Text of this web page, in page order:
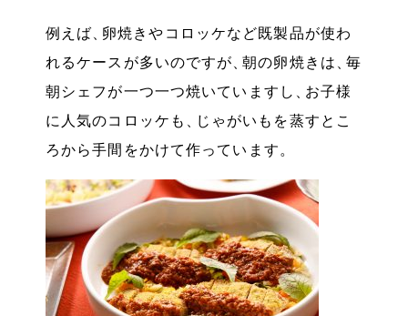
例えば 、卵焼きやコロッケなど既製品が使わ
れるケースが多いのですが 、
朝の卵焼きは 、毎
朝シェフが一つ一つ焼いていますし
、お子様
に人気のコロッケも
、じゃがいもを蒸すとこ
ろから手間をかけて作っています 。